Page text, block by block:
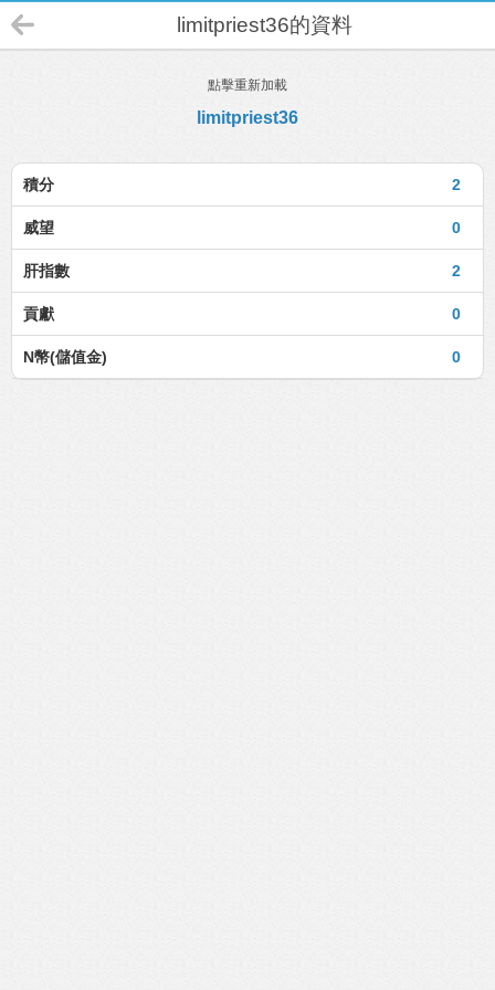
limitpriest36的資料
點擊重新加載
limitpriest36
2
積分
0
威望
2
肝指數
0
貢獻
0
N幣(儲值金)